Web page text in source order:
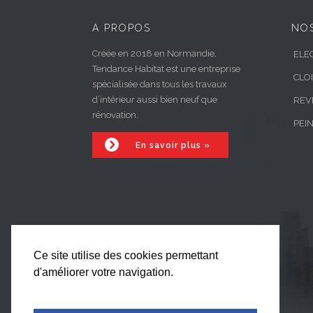
Ce site utilise des cookies permettant
d'améliorer votre navigation.
À PROPOS
Créée en 2018 en Normandie,
Tendance Habitat est une entreprise
spécialisée dans tous les travaux
d’intérieur aussi bien neuf que
rénovation.
 En savoir plus »